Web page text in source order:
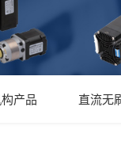
产品 直流无